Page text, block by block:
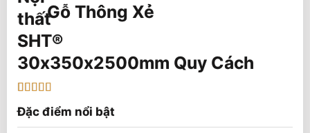
Gỗ Thông Xẻ
30x350x2500mm Quy Cách
trên 5 dựa
trênđánh
giá
Đặc điểm nổi bật